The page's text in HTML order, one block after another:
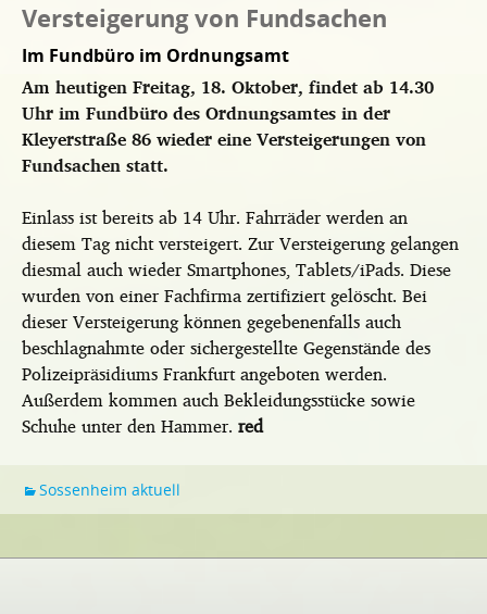
Versteigerung von Fundsachen
Im Fundbüro im Ordnungsamt
Am heutigen Freitag, 18. Oktober, findet ab 14.30
Uhr im Fundbüro des Ordnungsamtes in der
Kleyerstraße 86 wieder eine Versteigerungen von
Fundsachen statt.
Einlass ist bereits ab 14 Uhr. Fahrräder werden an
diesem Tag nicht versteigert. Zur Versteigerung gelangen
diesmal auch wieder Smartphones, Tablets/iPads. Diese
wurden von einer Fachfirma zertifiziert gelöscht. Bei
dieser Versteigerung können gegebenenfalls auch
beschlagnahmte oder sichergestellte Gegenstände des
Polizeipräsidiums Frankfurt angeboten werden.
Außerdem kommen auch Bekleidungsstücke sowie
Schuhe unter den Hammer. red
Sossenheim aktuell